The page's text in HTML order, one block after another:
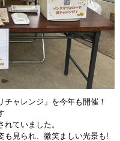
ャレンジ」を今年も開催！
ていました。
も見られ、微笑ましい光景も!